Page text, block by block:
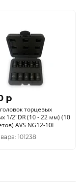
p
торцевых
1/2"DR (10 - 22 мм) (10
AVS NG12-10I
101238